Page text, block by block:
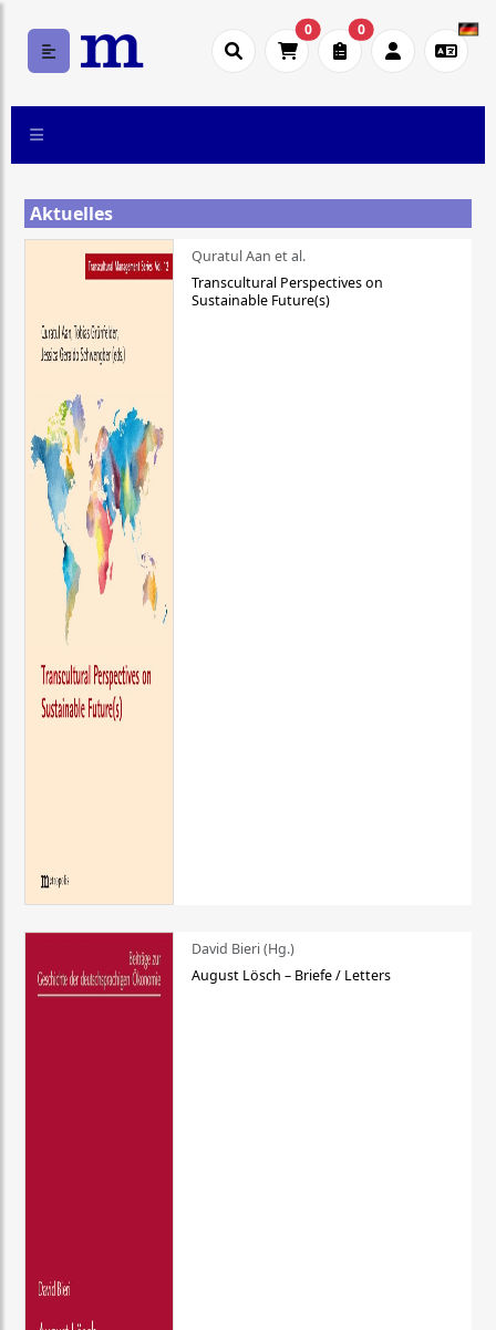
0 0
Aktuelles
Quratul Aan et al.
Transcultural Perspectives on
Sustainable Future(s)
David Bieri (Hg.)
August Lösch – Briefe / Letters